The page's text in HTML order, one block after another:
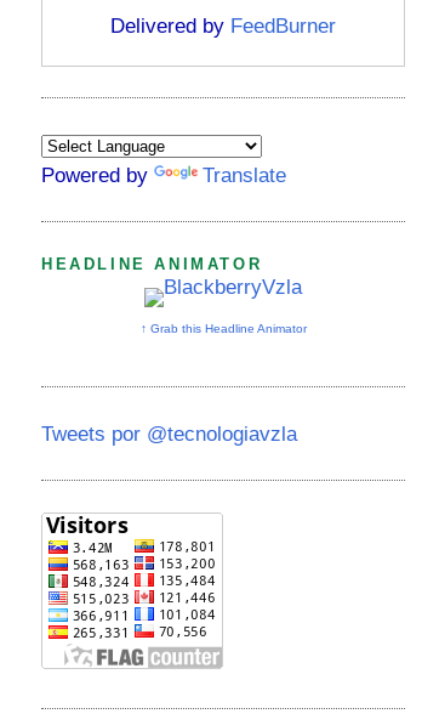
Delivered by FeedBurner
Powered by Translate
HEADLINE ANIMATOR
↑ Grab this Headline Animator
Tweets por @tecnologiavzla